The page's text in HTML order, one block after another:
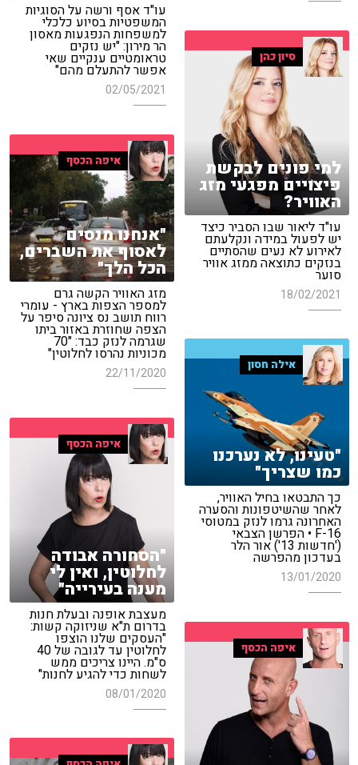
עו"ד אסף ורשה על הסוגיות
המשפטיות בסיוע כלכלי
למשפחות הנפגעות מאסון
הר מירון: "יש נזקים
טראומטיים ענקיים שאי
אפשר להתעלם מהם"
02/05/2021
סיון כהן
למי פונים לבקשת
פיצויים מפגעי מזג
האוויר?
עו"ד ליאור שבו הסביר כיצד
יש לפעול במידה ונקלעתם
לאירוע לא נעים שהסתיים
בנזקים כתוצאה ממזג אוויר
סוער
18/02/2021
איפה הכסף
"אנחנו מנסים
לאסוף את השברים,
הכל הלך"
מזג האוויר הקשה גרם
למספר הצפות בארץ - עומרי
רווח תושב נס ציונה סיפר על
הצפה שחוזרת באזור ביתו
שגרמה לנזק כבד: "70
מכוניות נהרסו לחלוטין"
22/11/2020 אילה חסון
"טעינו, לא נערכנו
כמו שצריך"
כך התבטאו בחיל האוויר,
לאחר שהשיטפונות והסערה
האחרונה גרמו לנזק במטוסי
F-16 • הפרשן הצבאי
('חדשות 13') אור הלר
בעדכון מהפרשה
13/01/2020
איפה הכסף
"הסחורה אבודה
לחלוטין, ואין לי
מענה בעירייה"
מעצבת אופנה ובעלת חנות
בדרום ת"א שניזוקה קשות:
"העסקים שלנו הוצפו
לחלוטין עד לגובה של 40
ס"מ. היינו צריכים ממש
לשחות כדי להגיע לחנות"
08/01/2020
איפה הכסף